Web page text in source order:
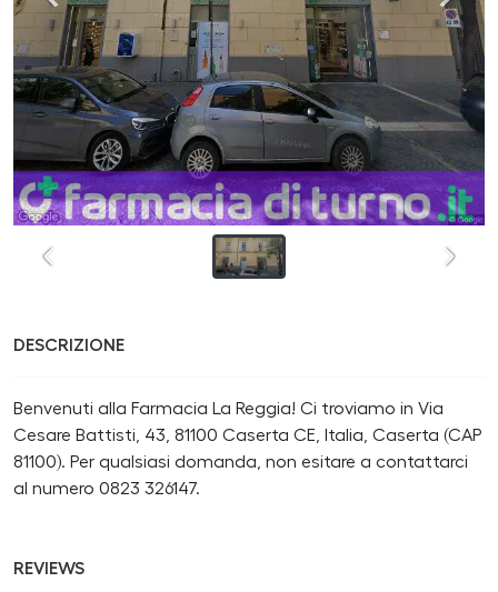
DESCRIZIONE
Benvenuti alla Farmacia La Reggia! Ci troviamo in Via
Cesare Battisti, 43, 81100 Caserta CE, Italia, Caserta (CAP
81100). Per qualsiasi domanda, non esitare a contattarci
al numero 0823 326147.
REVIEWS